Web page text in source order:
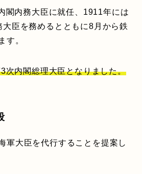
閣内務大臣に就任、1911年には
臣を務めるとともに8月から鉄
す。
次内閣総理大臣となりました。
軍大臣を代行することを提案し